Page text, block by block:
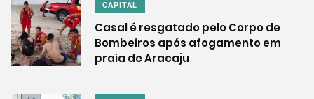
CAPITAL
Casal é resgatado pelo Corpo de
Bombeiros após afogamento em
praia de Aracaju